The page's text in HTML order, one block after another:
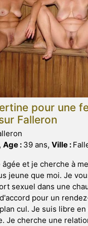
pour une
Falleron
Age : 39 ans, Ville :
et je cherche à
jeune que moi. Je
sexuel dans une
pour un
cul. Je suis libre
Je cherche une